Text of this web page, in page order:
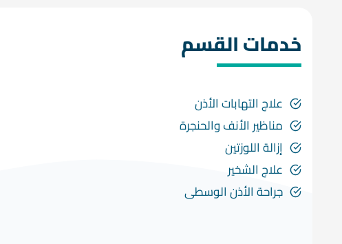
خدمات القسم
علاج التهابات الأذن
مناظير الأنف والحنجرة
إزالة اللوزتين
علاج الشخير
جراحة الأذن الوسطى